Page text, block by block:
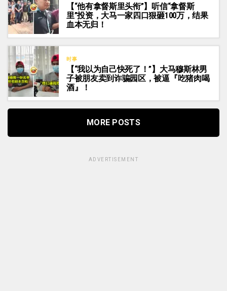
【“他有拿督斯里头衔”】听信“拿督斯
里”投资，大马一家四口狠砸100万，结果
血本无归！
时事
【“我以为自己快死了！”】大马穆斯林男
子被朋友卖到诈骗园区，被逼『吃猪肉喝
酒』！
MORE POSTS
ADVERTISEMENT